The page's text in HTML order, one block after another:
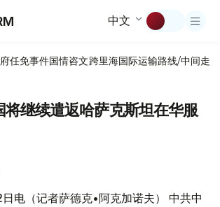
中文
任免事件国情咨文跨里海国际运输路线/中间走廊
将继续遣返哈萨克斯坦在华服
电（记者萨德克•阿克加诺夫） 中共中